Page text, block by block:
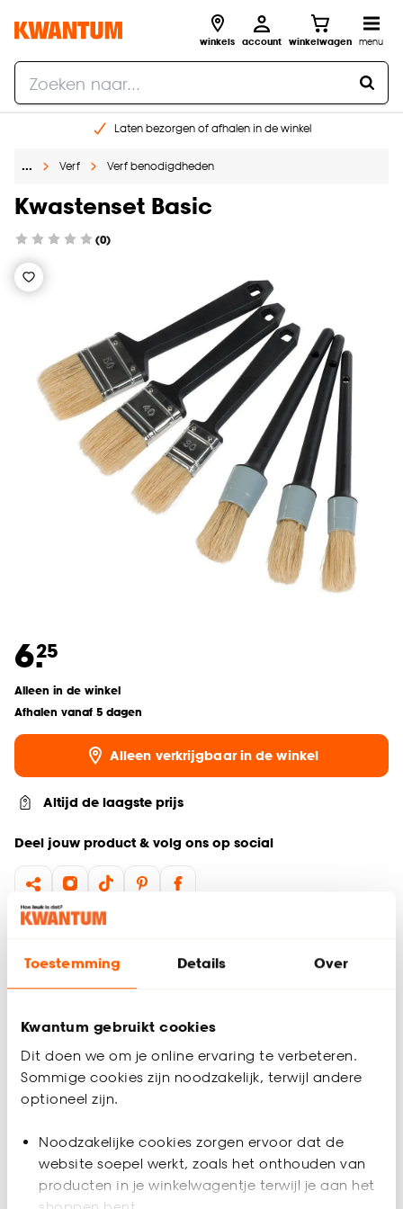
Toestemming Details Over
Kwantum gebruikt cookies
Dit doen we om je online ervaring te verbeteren.
Sommige cookies zijn noodzakelijk, terwijl andere
optioneel zijn.
Noodzakelijke cookies zorgen ervoor dat de
website soepel werkt, zoals het onthouden van
producten in je winkelwagentje terwijl je aan het
winkels account winkelwagen menu
Laten bezorgen of afhalen in de winkel
Gratis raam advies en inmeten aan huis
… Verf Verf benodigdheden
Kwastenset Basic
(0)
6.25
Alleen in de winkel
Afhalen vanaf 5 dagen
Alleen verkrijgbaar in de winkel
Altijd de laagste prijs
Deel jouw product & volg ons op social
Kwastenset basic bestaat uit 3 ronde en 3 platte kwasten in
Artikelnummer 0381038
EAN nummer
Materiaal Kunststof, Nikkel
Garantietermijn
Beoordelingen